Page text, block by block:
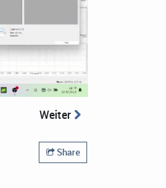
Weiter
Share